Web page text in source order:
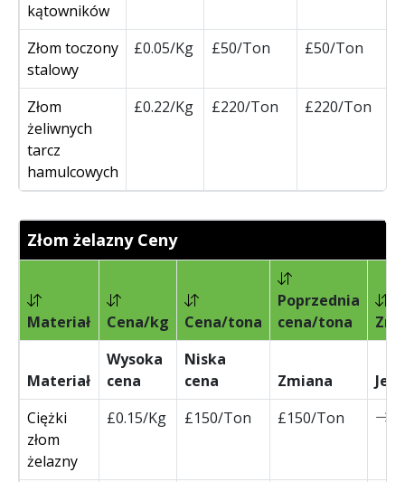
kątowników
Złom toczony
stalowy
£0.05/Kg £50/Ton £50/Ton
Złom
żeliwnych
tarcz
hamulcowych
£0.22/Kg £220/Ton £220/Ton
Złom żelazny Ceny
Materiał Cena/kg Cena/tona
Poprzednia
cena/tona
Materiał
Wysoka
cena
Niska
cena
Zmiana
Ciężki
złom
żelazny
£0.15/Kg £150/Ton £150/Ton